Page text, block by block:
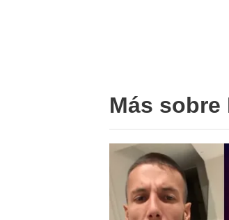
Más sobre